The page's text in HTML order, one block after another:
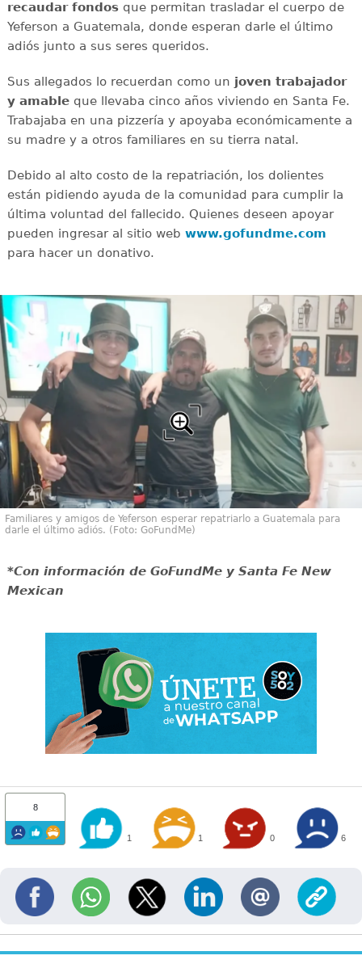
recaudar fondosque permitan trasladar el cuerpo de
Yeferson a Guatemala, donde esperan darle el último
adiós junto a sus seres queridos.
Sus allegados lo recuerdan como un joven trabajador
y amableque llevaba cinco años viviendo en Santa Fe.
Trabajaba en una pizzería y apoyaba económicamente a
su madre y a otros familiares en su tierra natal.
Debido al alto costo de la repatriación, los dolientes
están pidiendo ayuda de la comunidad para cumplir la
última voluntad del fallecido. Quienes deseen apoyar
pueden ingresar al sitio web www.gofundme.com
para hacer un donativo.
Familiares y amigos de Yeferson esperar repatriarlo a Guatemala para
darle el último adiós. (Foto: GoFundMe)
*Con información de GoFundMe y Santa Fe New
Mexican
8
1 1 0 6